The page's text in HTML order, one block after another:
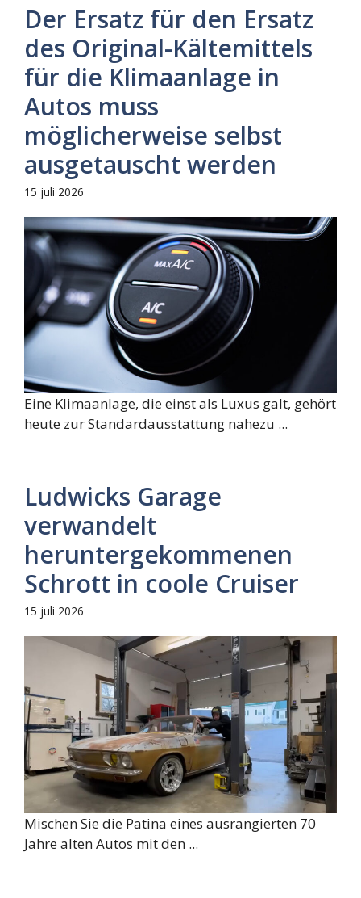
Der Ersatz für den Ersatz
des Original-Kältemittels
für die Klimaanlage in
Autos muss
möglicherweise selbst
ausgetauscht werden
15 juli 2026
Eine Klimaanlage, die einst als Luxus galt, gehört
heute zur Standardausstattung nahezu ...
Ludwicks Garage
verwandelt
heruntergekommenen
Schrott in coole Cruiser
15 juli 2026
Mischen Sie die Patina eines ausrangierten 70
Jahre alten Autos mit den ...